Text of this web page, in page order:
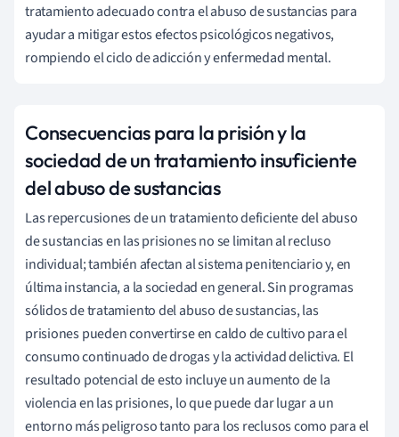
tratamiento adecuado contra el abuso de sustancias para
ayudar a mitigar estos efectos psicológicos negativos,
rompiendo el ciclo de adicción y enfermedad mental.
Consecuencias para la prisión y la
sociedad de un tratamiento insuficiente
del abuso de sustancias
Las repercusiones de un tratamiento deficiente del abuso
de sustancias en las prisiones no se limitan al recluso
individual; también afectan al sistema penitenciario y, en
última instancia, a la sociedad en general. Sin programas
sólidos de tratamiento del abuso de sustancias, las
prisiones pueden convertirse en caldo de cultivo para el
consumo continuado de drogas y la actividad delictiva. El
resultado potencial de esto incluye un aumento de la
violencia en las prisiones, lo que puede dar lugar a un
entorno más peligroso tanto para los reclusos como para el